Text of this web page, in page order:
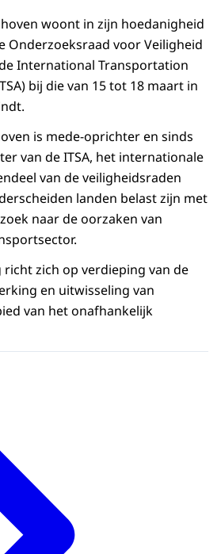
woont in zijn hoedanigheid
Onderzoeksraad voor Veiligheid
International Transportation
bij die van 15 tot 18 maart in
is mede-oprichter en sinds
van de ITSA, het internationale
van de veiligheidsraden
landen belast zijn met
naar de oorzaken van
richt zich op verdieping van de
en uitwisseling van
van het onafhankelijk